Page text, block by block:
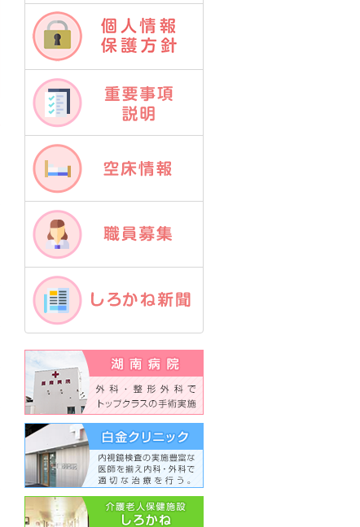
お問い合せ
個人情報保護方針
重要説明事項
空床情報
職員募集